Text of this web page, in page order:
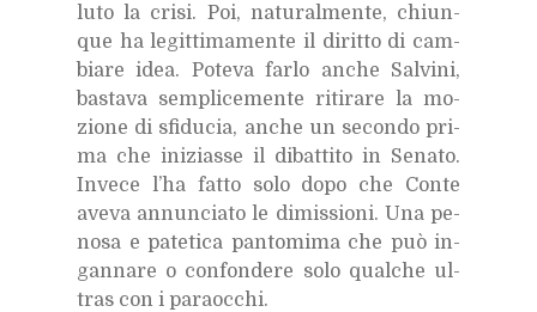
lu­to la cri­si. Poi, na­tu­ral­men­te, chiun­
que ha le­git­ti­ma­men­te il di­rit­to di cam­
bia­re idea. Po­te­va far­lo an­che Sal­vi­ni,
ba­sta­va sem­pli­ce­men­te ri­ti­ra­re la mo­
zio­ne di sfi­du­cia, an­che un se­con­do pri­
ma che ini­zias­se il di­bat­ti­to in Se­na­to.
In­ve­ce l’ha fat­to solo dopo che Con­te
ave­va an­nun­cia­to le di­mis­sio­ni. Una pe­
no­sa e pa­te­ti­ca pan­to­mi­ma che può in­
gan­na­re o con­fon­de­re solo qual­che ul­
tras con i pa­ra­oc­chi.